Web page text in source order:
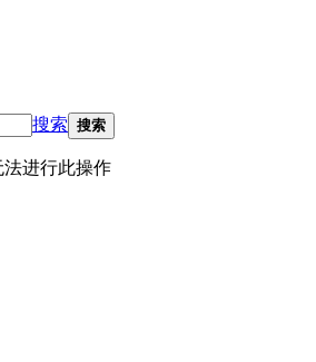
搜索 搜索
进行此操作